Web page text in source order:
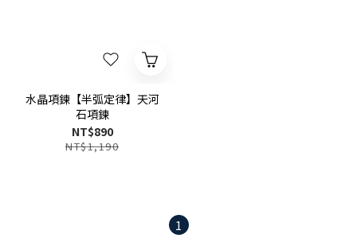
水晶項鍊【半弧定律】天河
石項鍊
NT$890
NT$1,190
1